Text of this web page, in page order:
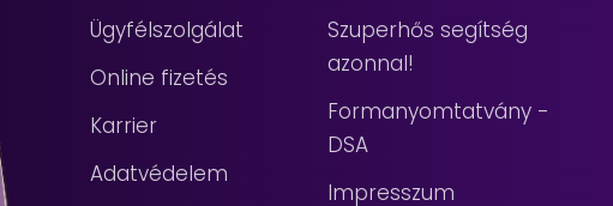
Ügyfélszolgálat
Online fizetés
Karrier
Adatvédelem
Szuperhős segítség
azonnal!
Formanyomtatvány -
DSA
Impresszum